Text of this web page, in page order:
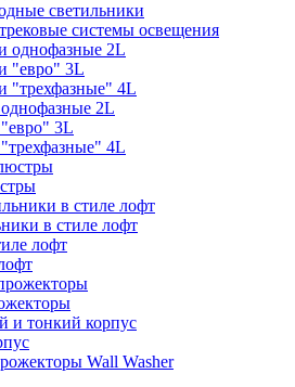
светильники
системы освещения
однофазные 2L
"евро" 3L
"трехфазные" 4L
2L
3L
4L
в стиле лофт
лофт
и тонкий корпус
Wall Washer